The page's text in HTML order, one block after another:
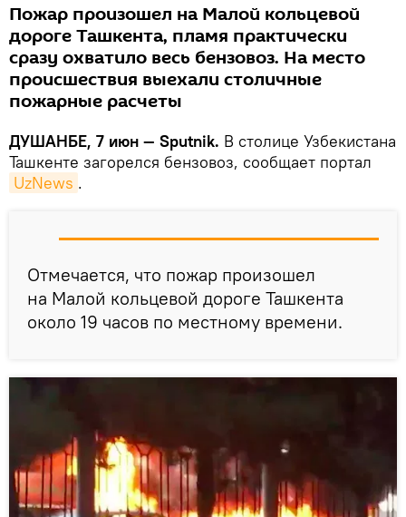
Пожар произошел на Малой кольцевой
дороге Ташкента, пламя практически
сразу охватило весь бензовоз. На место
происшествия выехали столичные
пожарные расчеты
ДУШАНБЕ, 7 июн — Sputnik. В столице Узбекистана
Ташкенте загорелся бензовоз, сообщает портал
UzNews .
Отмечается, что пожар произошел
на Малой кольцевой дороге Ташкента
около 19 часов по местному времени.